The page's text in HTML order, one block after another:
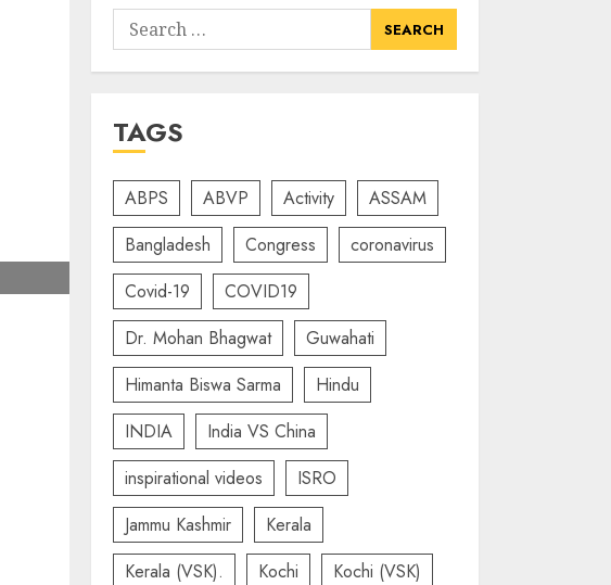
Search
for:
TAGS
ABPS ABVP Activity
ASSAM
Bangladesh
Congress
coronavirus
Covid-19
COVID19
Dr. Mohan Bhagwat
Guwahati
Himanta Biswa Sarma
Hindu
INDIA
India VS China
inspirational videos
ISRO
Jammu Kashmir
Kerala
Kerala (VSK).
Kochi
Kochi (VSK)